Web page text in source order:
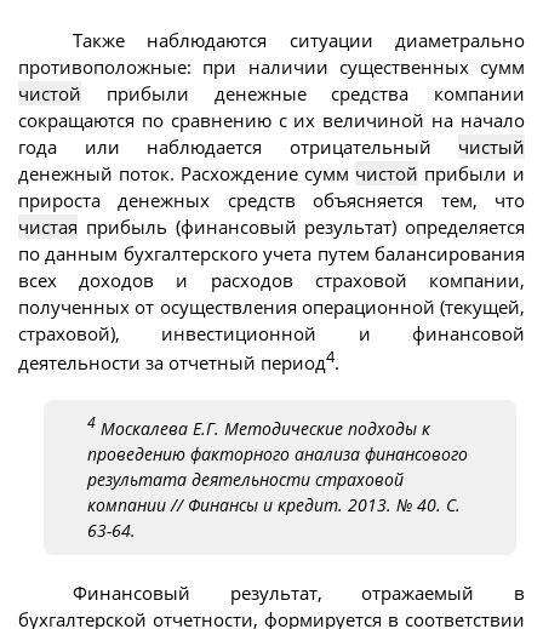
Также наблюдаются ситуации диаметрально
противоположные: при наличии существенных сумм
чистой прибыли денежные средства компании
сокращаются по сравнению с их величиной на начало
года или наблюдается отрицательный чистый
денежный поток. Расхождение сумм чистой прибыли и
прироста денежных средств объясняется тем, что
чистая прибыль (финансовый результат) определяется
по данным бухгалтерского учета путем балансирования
всех доходов и расходов страховой компании,
полученных от осуществления операционной (текущей,
страховой), инвестиционной и финансовой
деятельности за отчетный период4.
4 Москалева Е.Г. Методические подходы к
проведению факторного анализа финансового
результата деятельности страховой
компании // Финансы и кредит. 2013. № 40. С.
63-64.
Финансовый результат, отражаемый в
бухгалтерской отчетности, формируется в соответствии